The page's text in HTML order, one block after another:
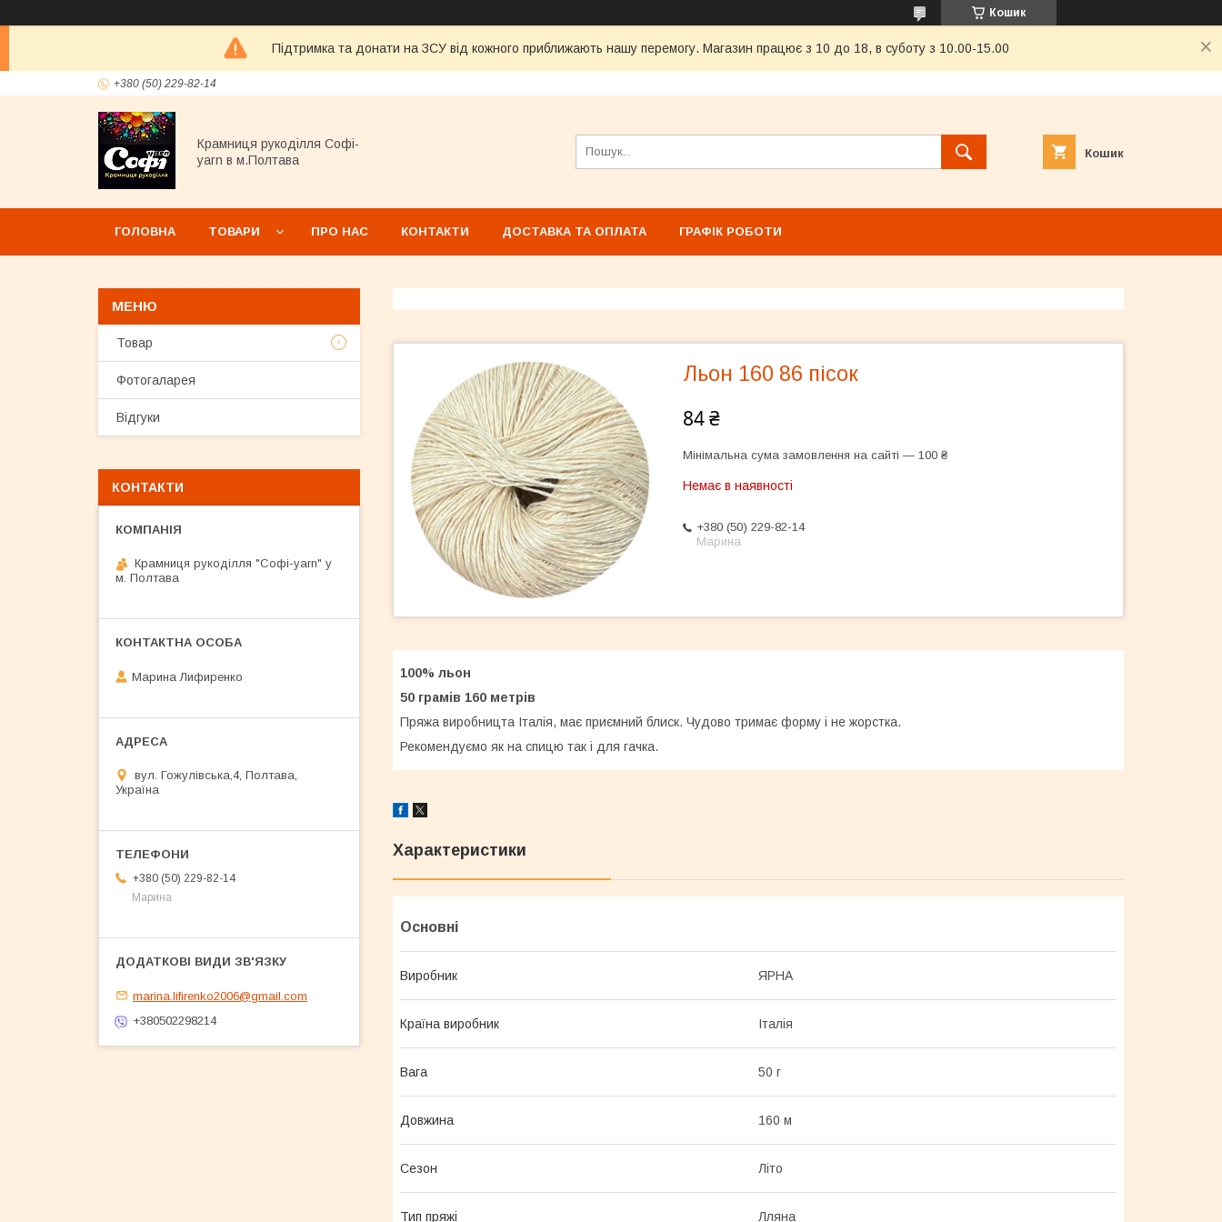
Кошик
Підтримка та донати на ЗСУ від кожного приближають нашу перемогу. Магазин працює з 10 до 18, в суботу з 10.00-15.00
+380 (50) 229-82-14
Крамниця рукоділля Софі-
yarn в м.Полтава
Кошик
ГОЛОВНА ТОВАРИ ПРО НАС КОНТАКТИ ДОСТАВКА ТА ОПЛАТА ГРАФІК РОБОТИ
Льон 160 86 пісок
84 ₴
Мінімальна сума замовлення на сайті — 100 ₴
Немає в наявності
+380 (50) 229-82-14
Марина
100% льон
50 грамів 160 метрів
Пряжа виробницта Італія, має приємний блиск. Чудово тримає форму і не жорстка.
Рекомендуємо як на спицю так і для гачка.
Характеристики
Основні
Виробник ЯРНА
Країна виробник Італія
Вага 50 г
Довжина 160 м
Сезон Літо
Тип пряжі Лляна
Товар
Фотогаларея
Відгуки
КОНТАКТИ
Крамниця рукоділля "Софі-yarn" у
м. Полтава
Марина Лифиренко
вул. Гожулівська,4, Полтава,
Україна
+380 (50) 229-82-14
Марина
marina.lifirenko2006@gmail.com
+380502298214